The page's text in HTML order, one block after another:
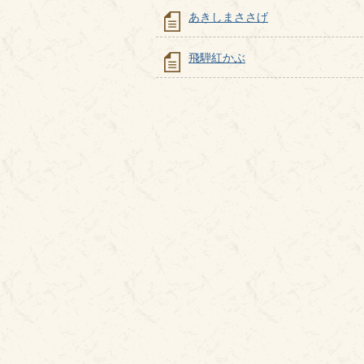
あきしまささげ
飛騨紅かぶ